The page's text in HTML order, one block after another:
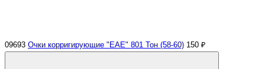
09693 Очки корригирующие "ЕАЕ" 801 Тон (58-60) 150 ₽